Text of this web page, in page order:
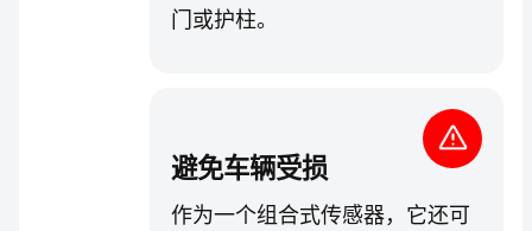
门或护柱。
避免车辆受损
作为一个组合式传感器，它还可